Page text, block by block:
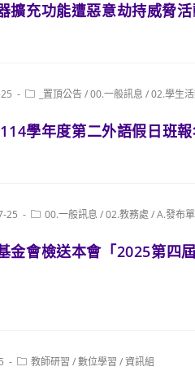
擴充功能遭惡意劫持威脅
Post _置頂公告/00.一般訊息 /02.學生
學年度第二外語假日班報
25
Post00.一般訊息 /02.教務處 /A.發布
金會檢送本會「2025第四
Post教師研習 /數位學習 /資訊組